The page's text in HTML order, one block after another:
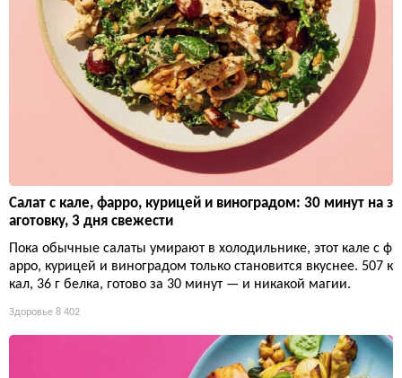
Салат с кале, фарро, курицей и виноградом: 30 минут на з
аготовку, 3 дня свежести
Пока обычные салаты умирают в холодильнике, этот кале с ф
арро, курицей и виноградом только становится вкуснее. 507 к
кал, 36 г белка, готово за 30 минут — и никакой магии.
Здоровье 8 402